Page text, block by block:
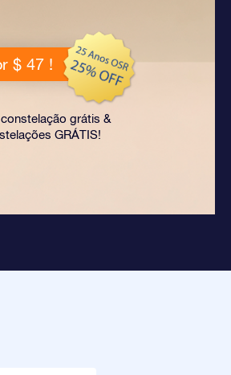
$ 47 !
grátis &
GRÁTIS!